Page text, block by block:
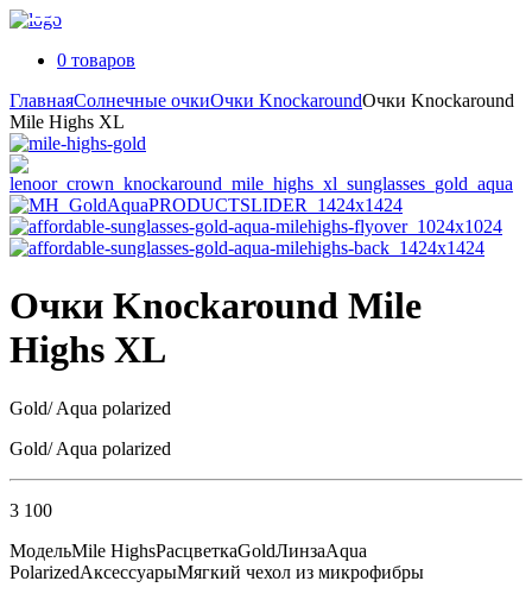
0 товаров
ГлавнаяСолнечные очкиОчки KnockaroundОчки Knockaround
Mile Highs XL
Очки Knockaround Mile
Highs XL
Gold/ Aqua polarized
Gold/ Aqua polarized
3 100
МодельMile HighsРасцветкаGoldЛинзаAqua
PolarizedАксессуарыМягкий чехол из микрофибры